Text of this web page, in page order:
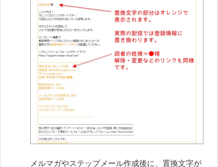
メルマガやステップメール作成後に、置換文字が